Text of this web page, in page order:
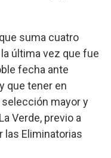
suma cuatro
última vez que fue
fecha ante
que tener en
mayor y
Verde, previo a
las Eliminatorias